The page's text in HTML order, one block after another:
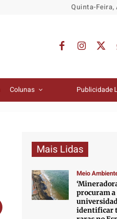
Quinta-Feira,
Colunas Publicidade
Mais Lidas
Meio
procuram a
identificar